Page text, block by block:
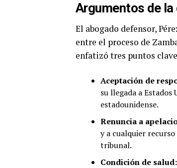
Argumentos de
El abogado defensor,
entre el proceso de
enfatizó tres puntos
Aceptación de
su llegada a
estadounidense.
Renuncia a
y a cualquier recurso
tribunal.
Condición de salud: